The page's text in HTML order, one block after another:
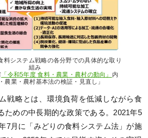
テム戦略の各分野での具体的な取り
組み
「令和5年度 食料・農業・農村の動向」 内
農業・農村基本法の検証・見直し」
戦略とは、環境負荷を低減しながら食
ための中長期的な政策である。2021年5
7月に「みどりの食料システム法」が施